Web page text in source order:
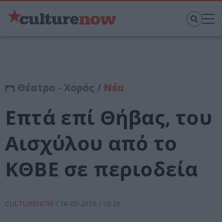
Θέατρο - Χορός / Νέα
Επτά επί Θήβας, του
Αισχύλου από το
ΚΘΒΕ σε περιοδεία
CULTURENOW / 18-05-2016 / 16:26